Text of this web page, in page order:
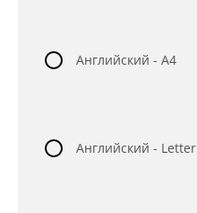
Английский - A4
Английский - Letter